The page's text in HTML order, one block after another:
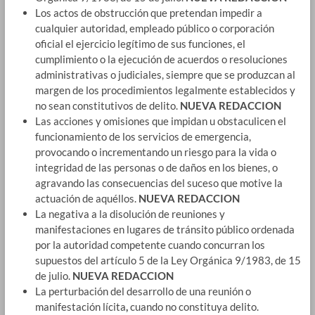
Los actos de obstrucción que pretendan impedir a
cualquier autoridad, empleado público o corporación
oficial el ejercicio legítimo de sus funciones, el
cumplimiento o la ejecución de acuerdos o resoluciones
administrativas o judiciales, siempre que se produzcan al
margen de los procedimientos legalmente establecidos y
no sean constitutivos de delito. NUEVA REDACCION
Las acciones y omisiones que impidan u obstaculicen el
funcionamiento de los servicios de emergencia,
provocando o incrementando un riesgo para la vida o
integridad de las personas o de daños en los bienes, o
agravando las consecuencias del suceso que motive la
actuación de aquéllos. NUEVA REDACCION
La negativa a la disolución de reuniones y
manifestaciones en lugares de tránsito público ordenada
por la autoridad competente cuando concurran los
supuestos del artículo 5 de la Ley Orgánica 9/1983, de 15
de julio. NUEVA REDACCION
La perturbación del desarrollo de una reunión o
manifestación lícita,cuando no constituya delito.